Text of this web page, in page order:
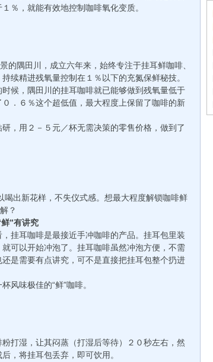
％，就能有效地控制咖啡氧化变质。
隅田川，成立六年来，始终专注于挂耳鲜咖啡、
续精进残氧量控制在１％以下的充氮保鲜秘技。
，隅田川的挂耳咖啡就已能够做到残氧量低于
．６％这个超低值，最大程度上保留了咖啡的新
用２－５元／杯无需决策的零售价格，做到了
出新花样，不失仪式感。想最大程度解锁咖啡鲜
？
”有讲究
耳咖啡是最接近手冲咖啡的产品。挂耳包里装
可以开始冲泡了。挂耳咖啡虽然冲泡方便，不需
是需要有点讲究，可不是直接把挂耳包整个扔进
味极佳的“鲜”咖啡。
湿，让其闷蒸（打湿后等待）２０秒左右，然
，将挂耳包丢弃，即可饮用。